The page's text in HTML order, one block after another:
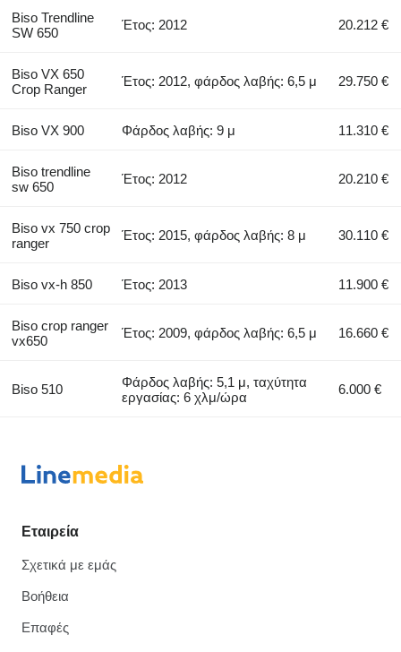
Biso Trendline
SW 650
Έτος: 2012 20.212 €
Biso VX 650
Crop Ranger
Έτος: 2012, φάρδος λαβής: 6,5 μ 29.750 €
Biso VX 900 Φάρδος λαβής: 9 μ 11.310 €
Biso trendline
sw 650
Έτος: 2012 20.210 €
Biso vx 750 crop
ranger
Έτος: 2015, φάρδος λαβής: 8 μ 30.110 €
Biso vx-h 850 Έτος: 2013 11.900 €
Biso crop ranger
vx650
Έτος: 2009, φάρδος λαβής: 6,5 μ 16.660 €
Biso 510
Φάρδος λαβής: 5,1 μ, ταχύτητα
εργασίας: 6 χλμ/ώρα
6.000 €
Εταιρεία
Σχετικά με εμάς
Βοήθεια
Επαφές